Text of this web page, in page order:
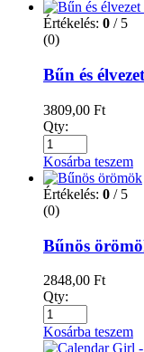
Értékelés: 0 / 5
(0)
Bűn és
3809,00 Ft
Qty:
Kosárba teszem
Értékelés: 0 / 5
(0)
Bűnös
2848,00 Ft
Qty:
Kosárba teszem